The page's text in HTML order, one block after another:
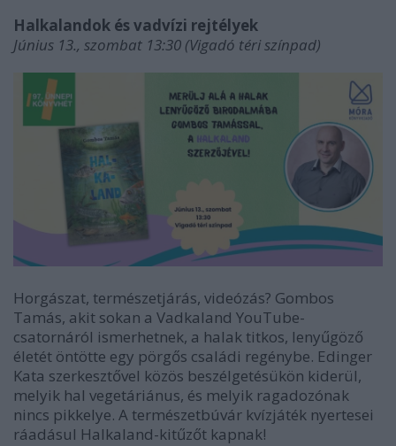
Halkalandok és vadvízi rejtélyek
Június 13., szombat 13:30 (Vigadó téri színpad)
Horgászat, természetjárás, videózás? Gombos
Tamás, akit sokan a Vadkaland YouTube-
csatornáról ismerhetnek, a halak titkos, lenyűgöző
életét öntötte egy pörgős családi regénybe. Edinger
Kata szerkesztővel közös beszélgetésükön kiderül,
melyik hal vegetáriánus, és melyik ragadozónak
nincs pikkelye. A természetbúvár kvízjáték nyertesei
ráadásul Halkaland-kitűzőt kapnak!